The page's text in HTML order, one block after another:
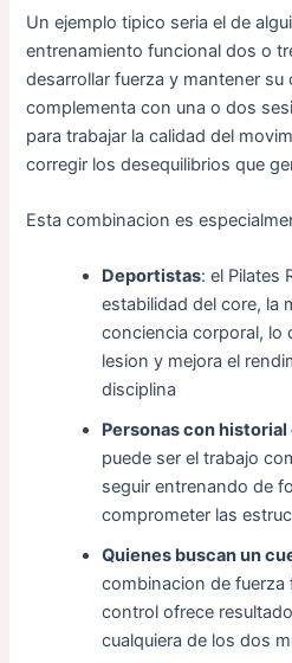
Un ejemplo tipico seria el de
entrenamiento funcional dos o
desarrollar fuerza y mantener
complementa con una o dos
para trabajar la calidad del
corregir los desequilibrios que
Esta combinacion es
Deportistas: el Pilates
estabilidad del core, la
conciencia corporal, lo
lesion y mejora el
disciplina
Personas con
puede ser el trabajo
seguir entrenando de
comprometer las
Quienes buscan un
combinacion de
control ofrece
cualquiera de los dos